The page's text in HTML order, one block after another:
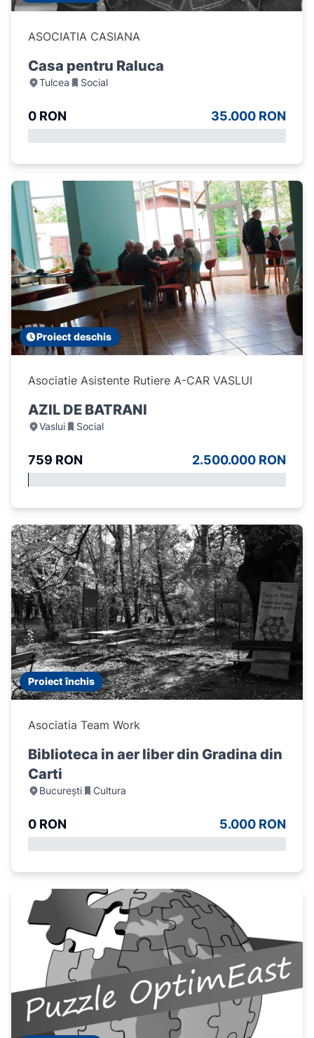
ASOCIATIA CASIANA
Casa pentru Raluca
Tulcea Social
0 RON 35.000 RON
Proiect deschis
Asociatie Asistente Rutiere A-CAR VASLUI
AZIL DE BATRANI
Vaslui Social
759 RON 2.500.000 RON
Proiect închis
Asociatia Team Work
Biblioteca in aer liber din Gradina din
Carti
București Cultura
0 RON 5.000 RON